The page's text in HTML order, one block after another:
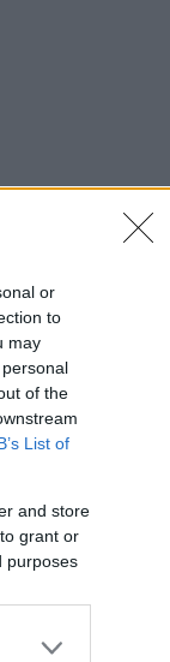
or
to
may
of the
List of
and store
grant or
purposes